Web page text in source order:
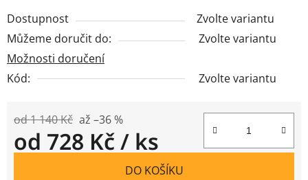
Dostupnost
Zvolte variantu
Můžeme doručit do:
Zvolte variantu
Možnosti doručení
Kód:
Zvolte variantu
od 1 140 Kč až –36 %
od 728 Kč/ ks
DO KOŠÍKU